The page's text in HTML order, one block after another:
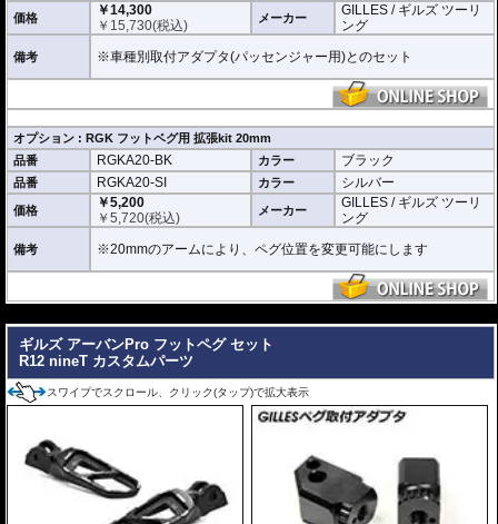
価格
￥14,300
￥ 15,730(税込) メーカー
GILLES / ギルズ ツーリ
ング
備考 ※車種別取付アダプタ(パッセンジャー用)とのセット
オプション : RGK フットベグ用 拡張kit 20mm
品番
RGKA20-BK カラー ブラック
品番 RGKA20-SI カラー シルバー
価格
￥5,200
￥5,720(税込) メーカー
GILLES / ギルズ ツーリ
ング
備考 ※20mmのアームにより、ペグ位置を変更可能にします
ギルズ アーバンPro フットペグ セット
R12 nineT カスタムパーツ
スワイプでスクロール、クリック(タップ)で拡大表示